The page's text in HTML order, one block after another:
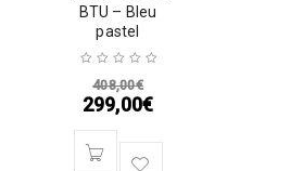
BTU – Bleu
pastel
408,00€
299,00€